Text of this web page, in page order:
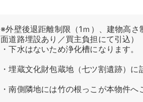
※外壁後退距離制限（1ｍ）、建物高
面道路埋設あり／買主負担にて引込）
・下水はないため浄化槽になります。
・埋蔵文化財包蔵地（七ツ割遺跡）に
・南側隣地には竹の根っこが本物件